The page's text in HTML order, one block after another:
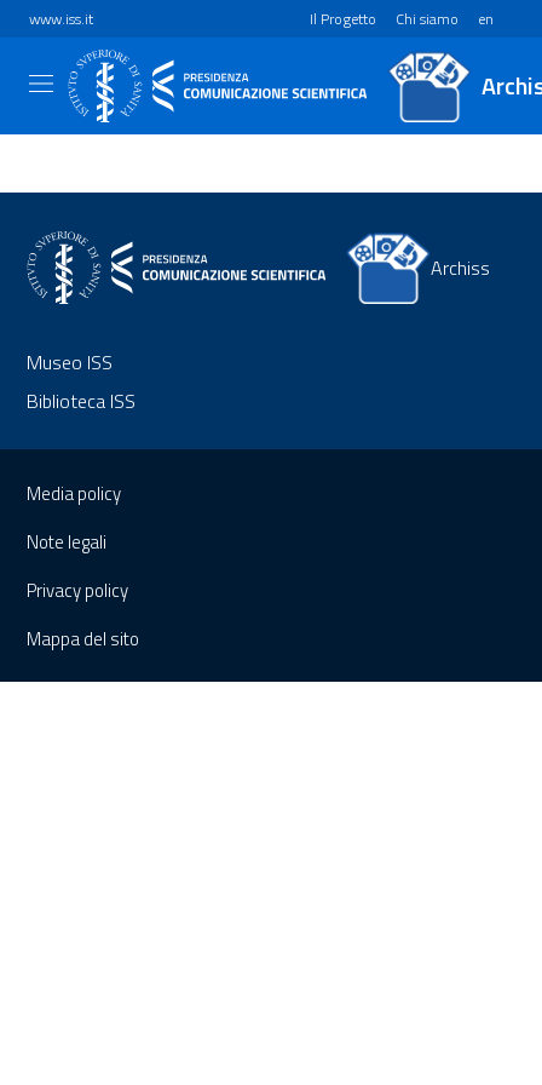
www.iss.it Il Progetto Chi siamo en
Archiss
Museo ISS
Biblioteca ISS
Media policy
Note legali
Privacy policy
Mappa del sito